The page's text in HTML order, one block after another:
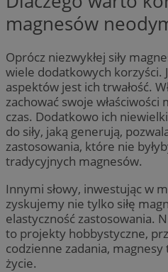
magnesów
Oprócz niezwykłej siły
wiele dodatkowych korzyści.
aspektów jest ich trwałość.
zachować swoje właściwości
czas. Dodatkowo ich
do siły, jaką generują,
zastosowania, które nie
tradycyjnych magnesów.
Innymi słowy, inwestując w
zyskujemy nie tylko siłę
elastyczność zastosowania.
to projekty hobbystyczne,
codzienne zadania, magnesy
życie.